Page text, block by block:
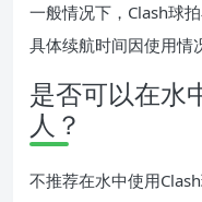
一般情况下，Clash球
具体续航时间因使用情
是否可以在水
人？
不推荐在水中使用